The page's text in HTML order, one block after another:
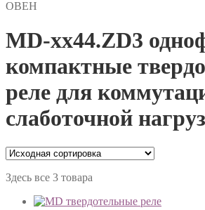
ОВЕН
MD-xx44.ZD3
компактные
реле для
слаботочной
Здесь все 3 товара